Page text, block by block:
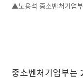
▲노용석 중소벤처기업
중소벤처기업부는